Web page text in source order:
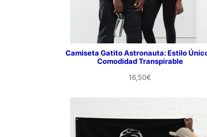
Camiseta Gatito Astronauta: Estilo
Comodidad Transpirable
16,50€